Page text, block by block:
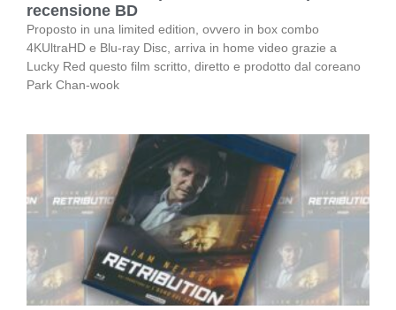
recensione BD
Proposto in una limited edition, ovvero in box combo
4KUltraHD e Blu-ray Disc, arriva in home video grazie a
Lucky Red questo film scritto, diretto e prodotto dal coreano
Park Chan-wook